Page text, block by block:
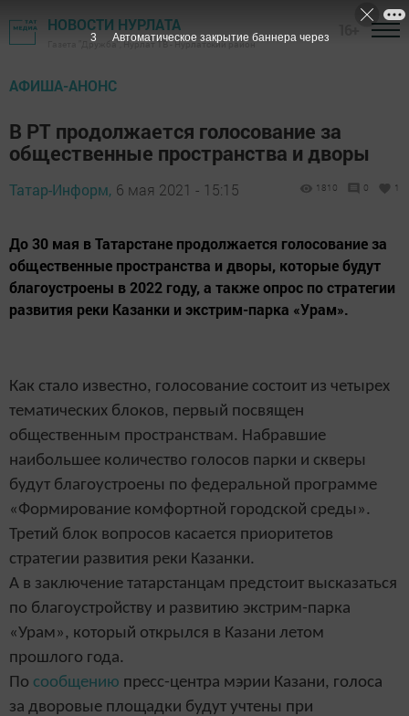
НОВОСТИ НУРЛАТА
Газета "Дружба", Нурлат ТВ - Нурлатский район
АФИША-АНОНС
В РТ продолжается голосование за
общественные пространства и дворы
Татар-Информ, 6 мая 2021 - 15:15 1810 0 1
​​​​​​​До 30 мая в Татарстане продолжается голосование за
общественные пространства и дворы, которые будут
благоустроены в 2022 году, а также опрос по стратегии
развития реки Казанки и экстрим-парка «Урам».
Как стало известно, голосование состоит из четырех
тематических блоков, первый посвящен
общественным пространствам. Набравшие
наибольшее количество голосов парки и скверы
будут благоустроены по федеральной программе
«Формирование комфортной городской среды».
Третий блок вопросов касается приоритетов
стратегии развития реки Казанки.
А в заключение татарстанцам предстоит высказаться
по благоустройству и развитию экстрим-парка
«Урам», который открылся в Казани летом
прошлого года.
По сообщению пресс-центра мэрии Казани, голоса
за дворовые площадки будут учтены при
2 Автоматическое закрытие баннера через